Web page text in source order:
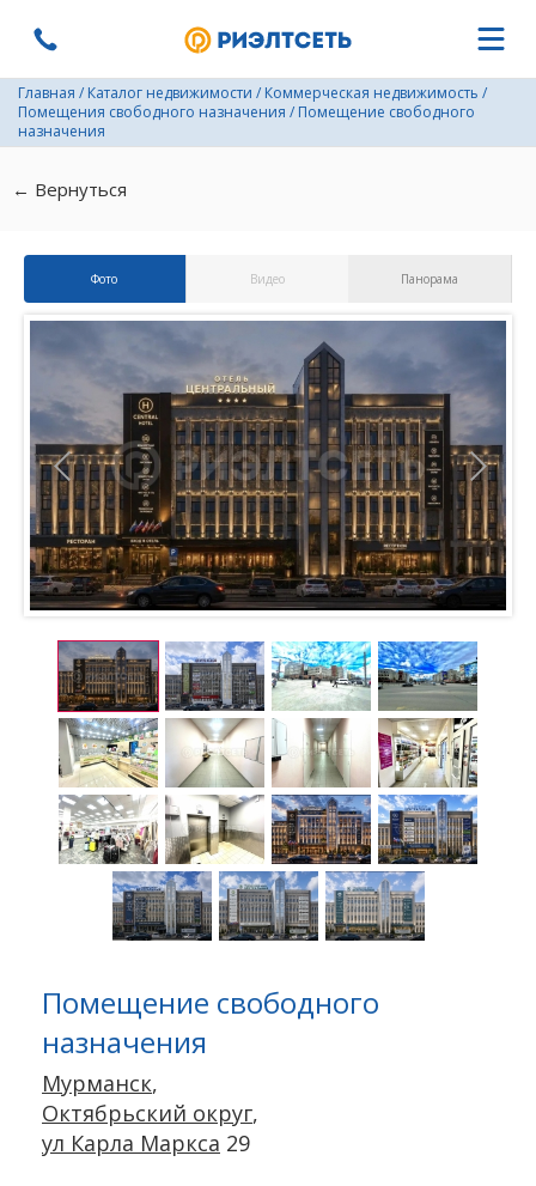
Главная / Каталог недвижимости / Коммерческая недвижимость /
Помещения свободного назначения / Помещение свободного
назначения
← Вернуться
Фото Видео Панорама
Помещение свободного
назначения
Мурманск,
Октябрьский округ,
ул Карла Маркса 29